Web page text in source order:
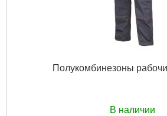
Полукомбинезоны
В наличии